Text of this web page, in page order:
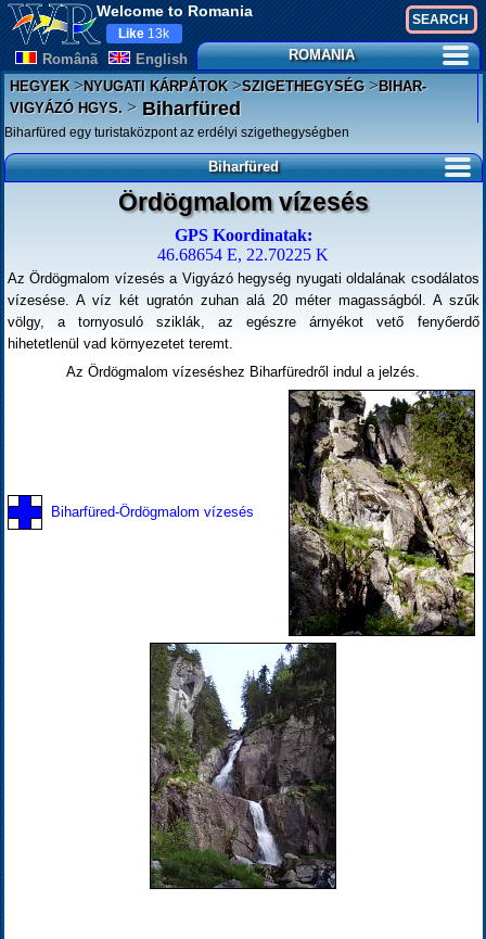
Welcome to Romania
Românã English
Like 13k
ROMANIA
HEGYEK>NYUGATI KÁRPÁTOK>SZIGETHEGYSÉG>BIHAR-
VIGYÁZÓ HGYS. >Biharfüred
Biharfüred egy turistaközpont az erdélyi szigethegységben
Biharfüred
Ördögmalom vízesés
GPS Koordinatak:
46.68654 E, 22.70225 K
Az Ördögmalom vízesés a Vigyázó hegység nyugati oldalának csodálatos
vízesése. A víz két ugratón zuhan alá 20 méter magasságból. A szűk
völgy, a tornyosuló sziklák, az egészre árnyékot vető fenyőerdő
hihetetlenül vad környezetet teremt.
Az Ördögmalom vízeséshez Biharfüredről indul a jelzés.
Biharfüred-Ördögmalom vízesés